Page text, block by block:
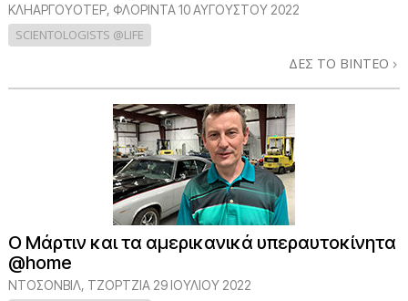
ΚΛΗΑΡΓΟΥΌΤΕΡ, ΦΛΌΡΙΝΤΑ10 ΑΥΓΟΥΣΤΟΥ 2022
SCIENTOLOGISTS @LIFE
ΔΕΣ ΤΟ ΒΙΝΤΕΟ
Ο Μάρτιν και τα αμερικανικά υπεραυτοκίνητα
@home
ΝΤΌΣΟΝΒΙΛ, ΤΖΌΡΤΖΙΑ 29 ΙΟΥΛΙΟΥ 2022